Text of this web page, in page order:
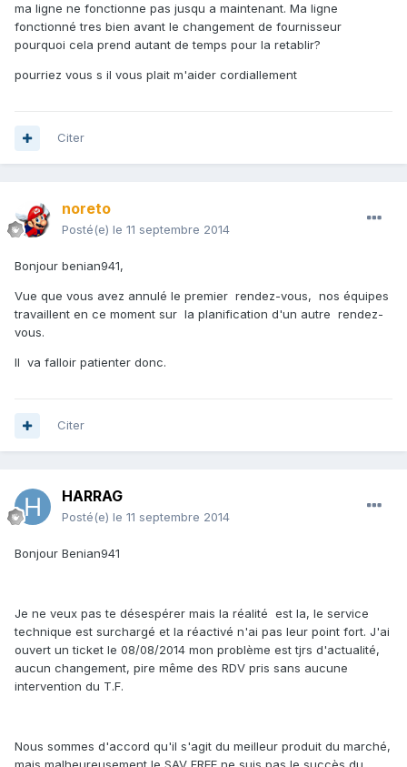
ma ligne ne fonctionne pas jusqu a maintenant. Ma ligne
fonctionné tres bien avant le changement de fournisseur
pourquoi cela prend autant de temps pour la retablir?
pourriez vous s il vous plait m'aider cordiallement
Citer
noreto
Posté(e) le 11 septembre 2014
Bonjour benian941,
Vue que vous avez annulé le premier rendez-vous, nos équipes
travaillent en ce moment sur la planification d'un autre rendez-
vous.
Il va falloir patienter donc.
Citer
HARRAG
Posté(e) le 11 septembre 2014
Bonjour Benian941
Je ne veux pas te désespérer mais la réalité est la, le service
technique est surchargé et la réactivé n'ai pas leur point fort. J'ai
ouvert un ticket le 08/08/2014 mon problème est tjrs d'actualité,
aucun changement, pire même des RDV pris sans aucune
intervention du T.F.
Nous sommes d'accord qu'il s'agit du meilleur produit du marché,